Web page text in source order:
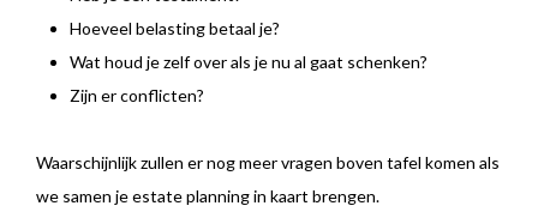
Hoeveel belasting betaal je?
Wat houd je zelf over als je nu al gaat schenken?
Zijn er conflicten?
Waarschijnlijk zullen er nog meer vragen boven tafel komen als
we samen je estate planning in kaart brengen.